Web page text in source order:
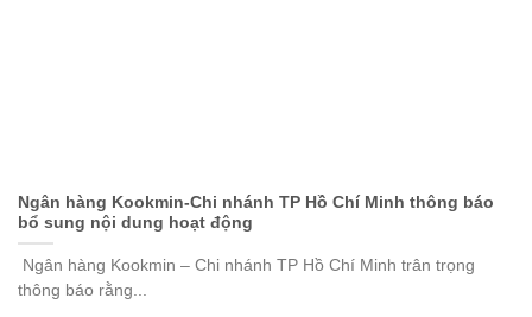
Ngân hàng Kookmin-Chi nhánh TP Hồ Chí Minh thông báo
bổ sung nội dung hoạt động
Ngân hàng Kookmin – Chi nhánh TP Hồ Chí Minh trân trọng
thông báo rằng...